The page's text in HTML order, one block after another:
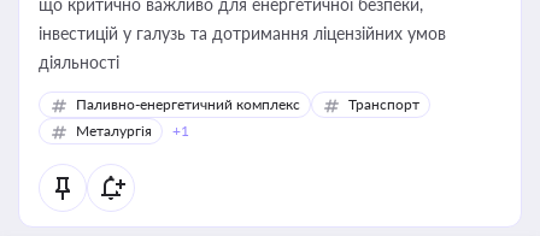
що критично важливо для енергетичної безпеки,
інвестицій у галузь та дотримання ліцензійних умов
діяльності
Паливно-енергетичний комплекс
Транспорт
Металургія
+1